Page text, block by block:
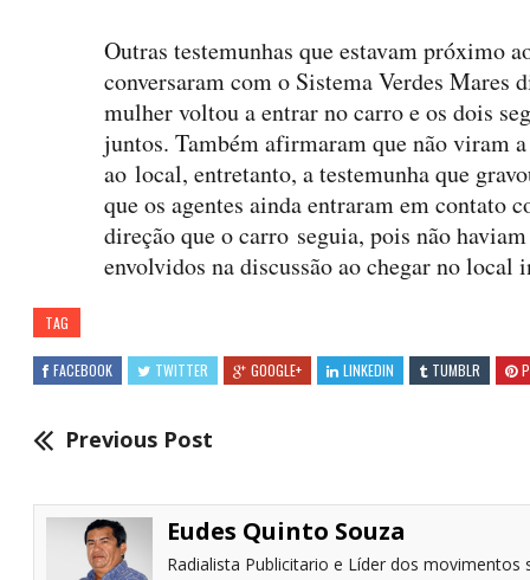
Outras testemunhas que estavam próximo
conversaram com o Sistema Verdes Mares
mulher voltou a entrar no carro e os dois
juntos. Também afirmaram que não viram
ao local, entretanto, a testemunha que
que os agentes ainda entraram em contato
direção que o carro seguia, pois não
envolvidos na discussão ao chegar no local
TAG
FACEBOOK TWITTER GOOGLE+ LINKEDIN TUMBLR
Previous Post
Eudes Quinto Souza
Radialista Publicitario e Líder dos movimentos